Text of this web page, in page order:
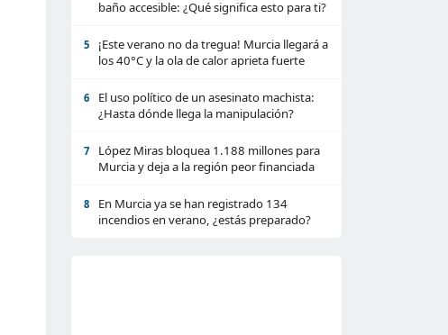
baño accesible: ¿Qué significa esto para ti?
5
¡Este verano no da tregua! Murcia llegará a
los 40°C y la ola de calor aprieta fuerte
6
El uso político de un asesinato machista:
¿Hasta dónde llega la manipulación?
7
López Miras bloquea 1.188 millones para
Murcia y deja a la región peor financiada
8
En Murcia ya se han registrado 134
incendios en verano, ¿estás preparado?